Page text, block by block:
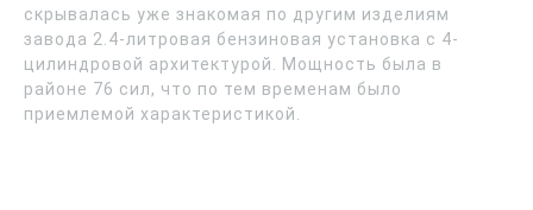
скрывалась уже знакомая по другим изделиям
завода 2.4-литровая бензиновая установка с 4-
цилиндровой архитектурой. Мощность была в
районе 76 сил, что по тем временам было
приемлемой характеристикой.